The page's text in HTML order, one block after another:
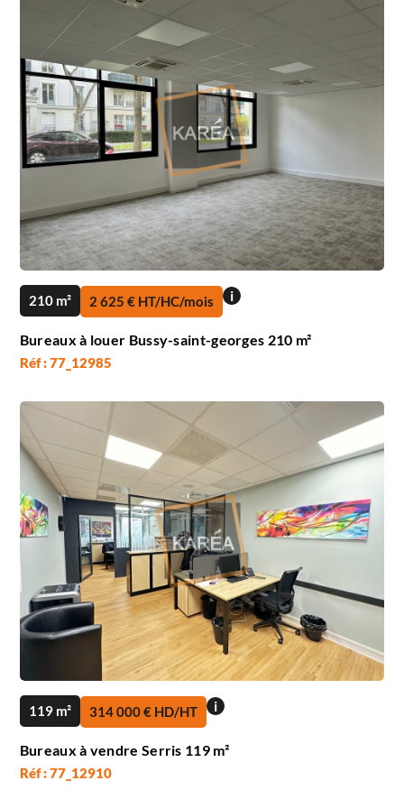
210 m² 2 625 € HT/HC/mois i
Bureaux à louer Bussy-saint-georges 210 m²
Réf : 77_12985
119 m² 314 000 € HD/HT i
Bureaux à vendre Serris 119 m²
Réf : 77_12910